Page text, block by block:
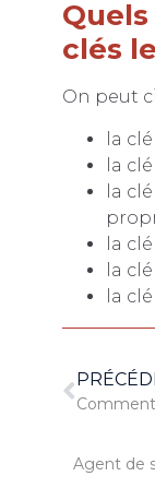
clés
On peut
la
la
la
la
la
la